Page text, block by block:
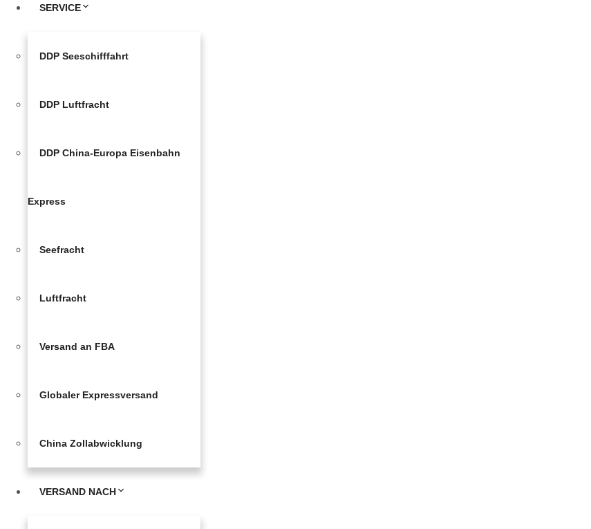
SERVICE
DDP Seeschifffahrt
DDP Luftfracht
DDP China-Europa Eisenbahn
Express
Seefracht
Luftfracht
Versand an FBA
Globaler Expressversand
China Zollabwicklung
VERSAND NACH